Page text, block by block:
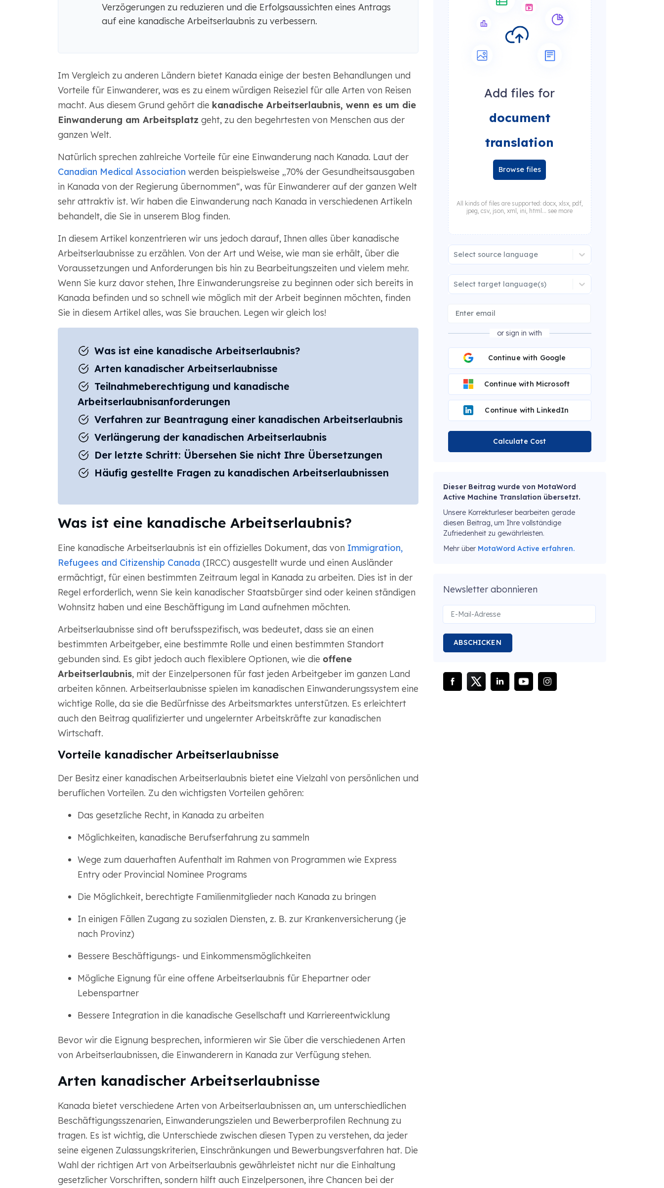
Verzögerungen zu reduzieren und die Erfolgsaussichten eines Antrags
auf eine kanadische Arbeitserlaubnis zu verbessern.
Im Vergleich zu anderen Ländern bietet Kanada einige der besten Behandlungen und
Vorteile für Einwanderer, was es zu einem würdigen Reiseziel für alle Arten von Reisen
macht. Aus diesem Grund gehört die kanadische Arbeitserlaubnis, wenn es um die
Einwanderung am Arbeitsplatz geht, zu den begehrtesten von Menschen aus der
ganzen Welt.
Natürlich sprechen zahlreiche Vorteile für eine Einwanderung nach Kanada. Laut der
Canadian Medical Association werden beispielsweise „70% der Gesundheitsausgaben
in Kanada von der Regierung übernommen“, was für Einwanderer auf der ganzen Welt
sehr attraktiv ist. Wir haben die Einwanderung nach Kanada in verschiedenen Artikeln
behandelt, die Sie in unserem Blog finden.
In diesem Artikel konzentrieren wir uns jedoch darauf, Ihnen alles über kanadische
Arbeitserlaubnisse zu erzählen. Von der Art und Weise, wie man sie erhält, über die
Voraussetzungen und Anforderungen bis hin zu Bearbeitungszeiten und vielem mehr.
Wenn Sie kurz davor stehen, Ihre Einwanderungsreise zu beginnen oder sich bereits in
Kanada befinden und so schnell wie möglich mit der Arbeit beginnen möchten, finden
Sie in diesem Artikel alles, was Sie brauchen. Legen wir gleich los!
Was ist eine kanadische Arbeitserlaubnis?
Arten kanadischer Arbeitserlaubnisse
Teilnahmeberechtigung und kanadische
Arbeitserlaubnisanforderungen
Verfahren zur Beantragung einer kanadischen Arbeitserlaubnis
Verlängerung der kanadischen Arbeitserlaubnis
Der letzte Schritt: Übersehen Sie nicht Ihre Übersetzungen
Häufig gestellte Fragen zu kanadischen Arbeitserlaubnissen
Was ist eine kanadische Arbeitserlaubnis?
Eine kanadische Arbeitserlaubnis ist ein offizielles Dokument, das von Immigration,
Refugees and Citizenship Canada (IRCC) ausgestellt wurde und einen Ausländer
ermächtigt, für einen bestimmten Zeitraum legal in Kanada zu arbeiten. Dies ist in der
Regel erforderlich, wenn Sie kein kanadischer Staatsbürger sind oder keinen ständigen
Wohnsitz haben und eine Beschäftigung im Land aufnehmen möchten.
Arbeitserlaubnisse sind oft berufsspezifisch, was bedeutet, dass sie an einen
bestimmten Arbeitgeber, eine bestimmte Rolle und einen bestimmten Standort
gebunden sind. Es gibt jedoch auch flexiblere Optionen, wie die offene
Arbeitserlaubnis, mit der Einzelpersonen für fast jeden Arbeitgeber im ganzen Land
arbeiten können. Arbeitserlaubnisse spielen im kanadischen Einwanderungssystem eine
wichtige Rolle, da sie die Bedürfnisse des Arbeitsmarktes unterstützen. Es erleichtert
auch den Beitrag qualifizierter und ungelernter Arbeitskräfte zur kanadischen
Wirtschaft.
Vorteile kanadischer Arbeitserlaubnisse
Der Besitz einer kanadischen Arbeitserlaubnis bietet eine Vielzahl von persönlichen und
beruflichen Vorteilen. Zu den wichtigsten Vorteilen gehören:
Das gesetzliche Recht, in Kanada zu arbeiten
Möglichkeiten, kanadische Berufserfahrung zu sammeln
Wege zum dauerhaften Aufenthalt im Rahmen von Programmen wie Express
Entry oder Provincial Nominee Programs
Die Möglichkeit, berechtigte Familienmitglieder nach Kanada zu bringen
In einigen Fällen Zugang zu sozialen Diensten, z. B. zur Krankenversicherung (je
nach Provinz)
Bessere Beschäftigungs- und Einkommensmöglichkeiten
Mögliche Eignung für eine offene Arbeitserlaubnis für Ehepartner oder
Lebenspartner
Bessere Integration in die kanadische Gesellschaft und Karriereentwicklung
Bevor wir die Eignung besprechen, informieren wir Sie über die verschiedenen Arten
von Arbeitserlaubnissen, die Einwanderern in Kanada zur Verfügung stehen.
Arten kanadischer Arbeitserlaubnisse
Kanada bietet verschiedene Arten von Arbeitserlaubnissen an, um unterschiedlichen
Beschäftigungsszenarien, Einwanderungszielen und Bewerberprofilen Rechnung zu
tragen. Es ist wichtig, die Unterschiede zwischen diesen Typen zu verstehen, da jeder
seine eigenen Zulassungskriterien, Einschränkungen und Bewerbungsverfahren hat. Die
Wahl der richtigen Art von Arbeitserlaubnis gewährleistet nicht nur die Einhaltung
gesetzlicher Vorschriften, sondern hilft auch Einzelpersonen, ihre Chancen bei der
Add files for
document
translation
Browse files
All kinds of files are supported: docx, xlsx, pdf,
jpeg, csv, json, xml, ini, html... see more
Select source language
Select target language(s)
or sign in with
Continue with Google
Continue with Microsoft
Continue with LinkedIn
Calculate Cost
Dieser Beitrag wurde von MotaWord
Active Machine Translation übersetzt.
Unsere Korrekturleser bearbeiten gerade
diesen Beitrag, um Ihre vollständige
Zufriedenheit zu gewährleisten.
Mehr über MotaWord Active erfahren.
Newsletter abonnieren
ABSCHICKEN